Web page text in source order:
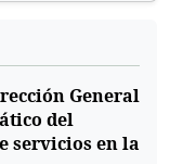
General
del
servicios en la